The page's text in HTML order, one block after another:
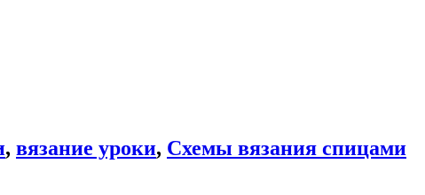
, вязание уроки, Схемы вязания спицами